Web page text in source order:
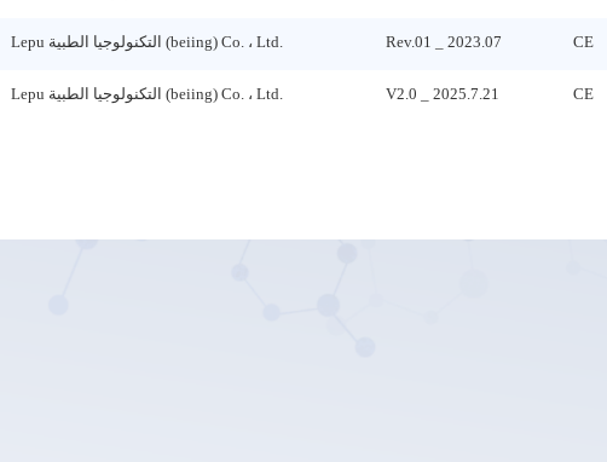
Lepu التكنولوجيا الطبية (beiing) Co. ، Ltd. Rev.01 _ 2023.07 CE
Lepu التكنولوجيا الطبية (beiing) Co. ، Ltd. V2.0 _ 2025.7.21 CE